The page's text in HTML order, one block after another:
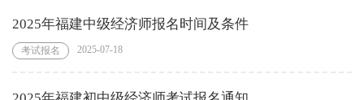
2025年福建中级经济师报名时间及条件
考试报名 2025-07-18